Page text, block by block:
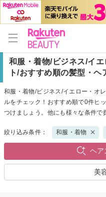
和服・着物/ビジネス/イ
ト/おすすめ順の髪型・ヘ
和服・着物/ビジネス/イエロー・オ
ルをチェック！おすすめ順で0件ヒ
つけましょう。他にも様々な条件で
絞り込み条件： 和服・着物
ヘア
美